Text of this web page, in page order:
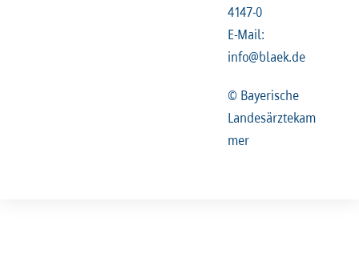
4147-0
E-Mail:
info@blaek.de
© Bayerische
Landesärztekam
mer